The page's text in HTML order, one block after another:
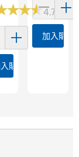
★★★
★★★4.7
購物車
加入購物